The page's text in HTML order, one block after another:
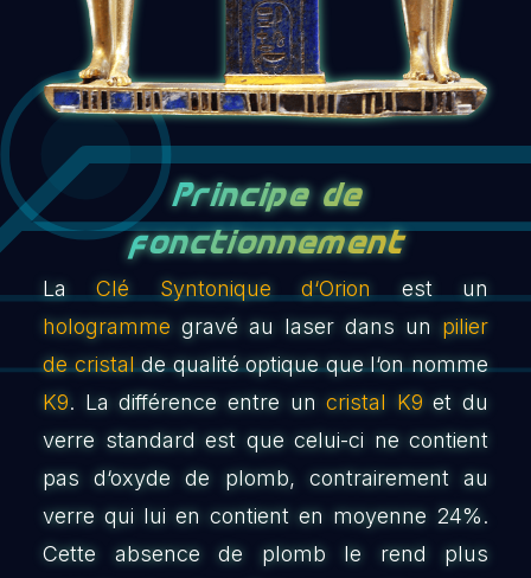
Principe de
fonctionnement
LaClé Syntonique d‘Orion
est un
hologramme gravé au laser dans un pilier
de cristalde qualité optique que l‘on nomme
K9. La différence entre uncristal K9 et du
verre standard est que celui-ci ne contient
pas d‘oxyde de plomb, contrairement au
verre qui lui en contient en moyenne 24%.
Cette absence de plomb le rend plus